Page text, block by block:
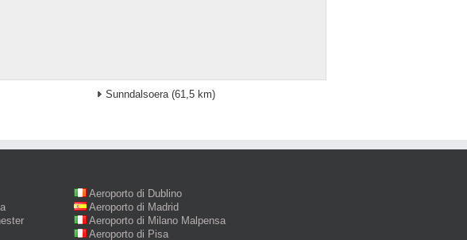
Sunndalsoera(61,5 km)
Aeroporto di Dublino
Aeroporto di Madrid
Aeroporto di Milano Malpensa
Aeroporto di Pisa